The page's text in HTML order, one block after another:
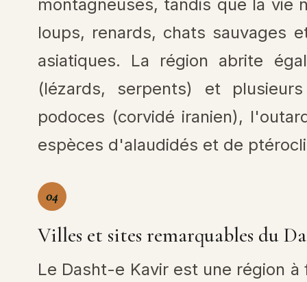
montagneuses, tandis que la vie
loups, renards, chats sauvages
asiatiques. La région abrite
(lézards, serpents) et
podoces (corvidé iranien),
espèces d'alaudidés et de
04
Villes et sites remarquables du
Le Dasht-e Kavir est une région